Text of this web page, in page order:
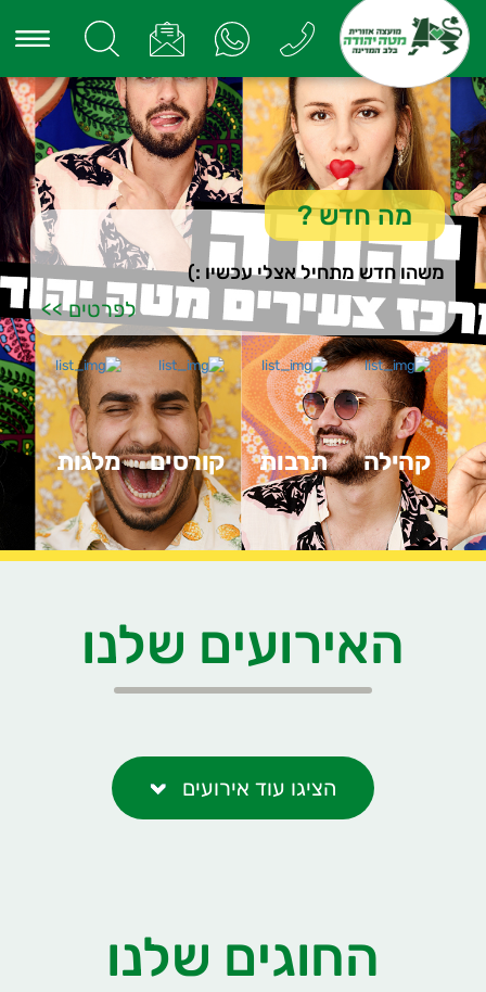
מה חדש?
משהו חדש מתחיל אצלי עכשיו :)
לפרטים >>
קהילה תרבות קורסים מלגות
האירועים שלנו
הציגו עוד אירועים
החוגים שלנו